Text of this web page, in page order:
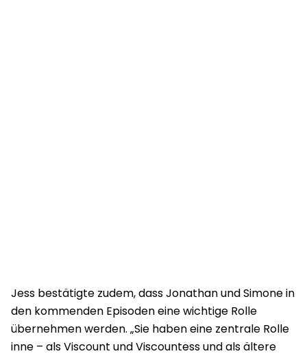
Jess bestätigte zudem, dass Jonathan und Simone in
den kommenden Episoden eine wichtige Rolle
übernehmen werden. „Sie haben eine zentrale Rolle
inne – als Viscount und Viscountess und als ältere